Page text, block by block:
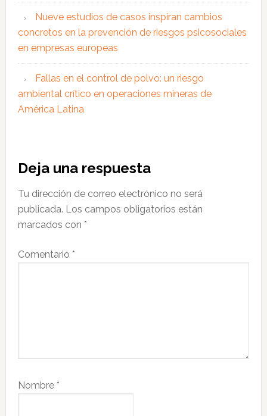
Nueve estudios de casos inspiran cambios
concretos en la prevención de riesgos psicosociales
en empresas europeas
Fallas en el control de polvo: un riesgo
ambiental crítico en operaciones mineras de
América Latina
Interacciones
con
los
lectores
Deja una respuesta
Tu dirección de correo electrónico no será
publicada. Los campos obligatorios están
marcados con *
Comentario *
Nombre *